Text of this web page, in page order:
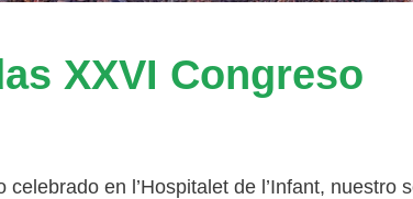
XXVI Congreso
en l’Hospitalet de l’Infant, nuestro